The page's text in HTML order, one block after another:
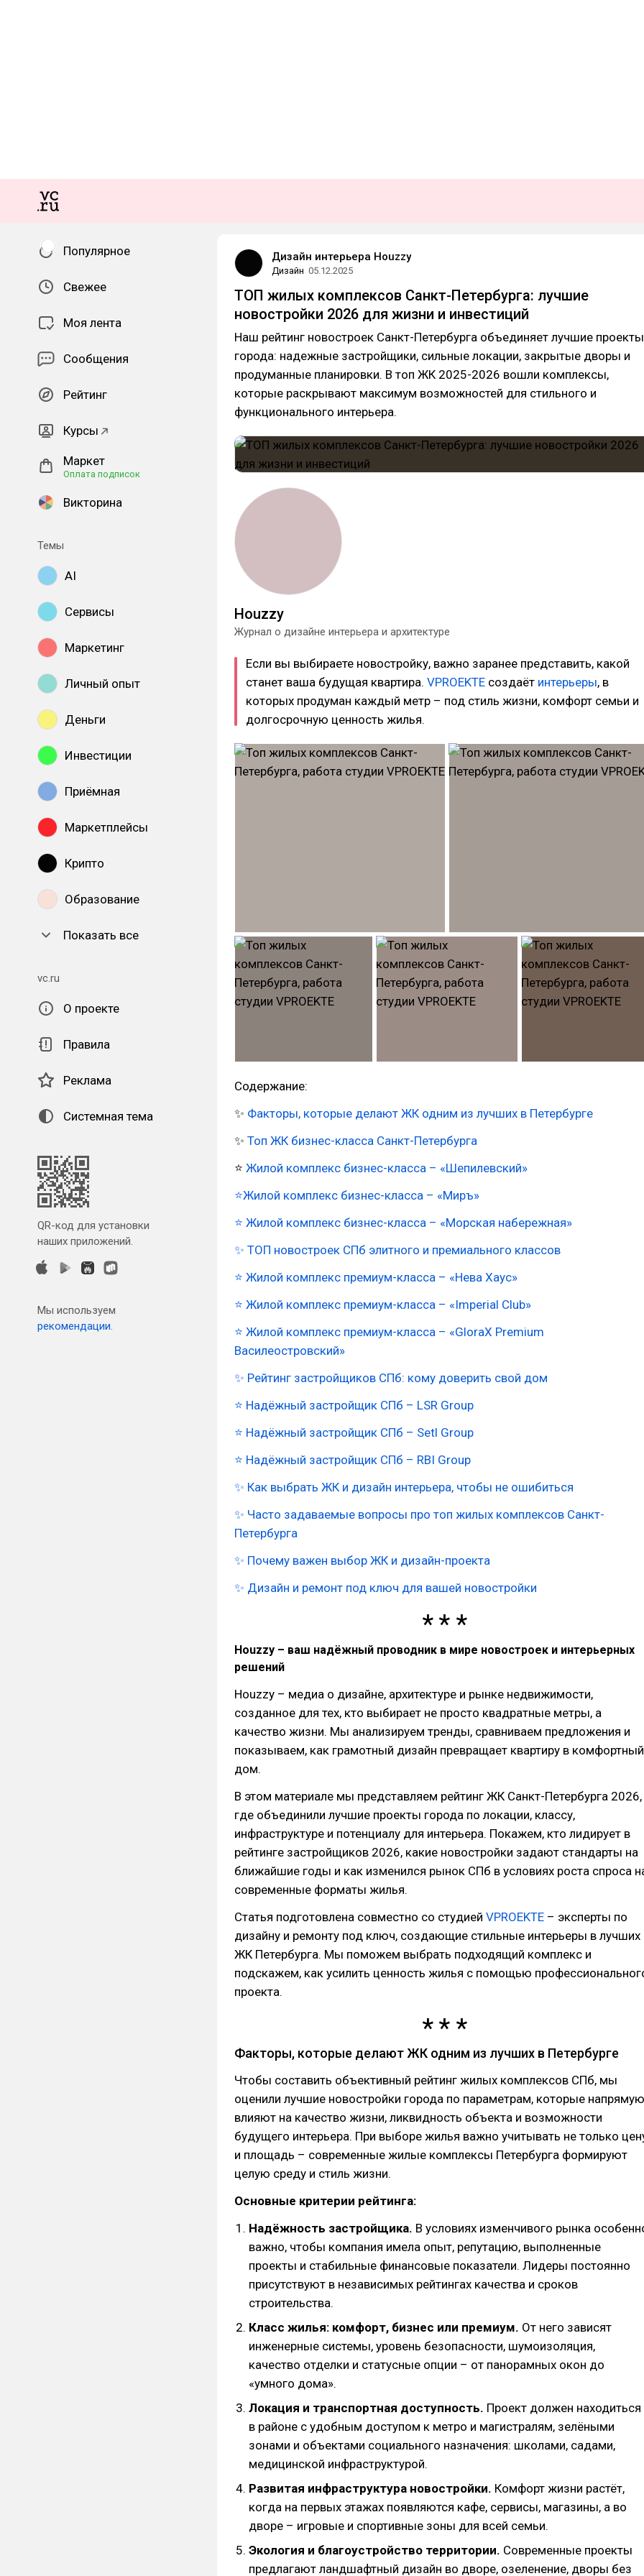
Популярное
Свежее
Моя лента
Сообщения
Рейтинг
Курсы
Маркет
Оплата подписок
Викторина
Темы
AI
Сервисы
Маркетинг
Личный опыт
Деньги
Инвестиции
Приёмная
Маркетплейсы
Крипто
Образование
Показать все
vc.ru
О проекте
Правила
Реклама
Системная тема
QR-код для установки
наших приложений.
Мы используем
рекомендации.
Дизайн интерьера Houzzy
Дизайн 05.12.2025
ТОП жилых комплексов Санкт-Петербурга: лучшие
новостройки 2026 для жизни и инвестиций
Наш рейтинг новостроек Санкт-Петербурга объединяет лучшие проекты
города: надежные застройщики, сильные локации, закрытые дворы и
продуманные планировки. В топ ЖК 2025-2026 вошли комплексы,
которые раскрывают максимум возможностей для стильного и
функционального интерьера.
Houzzy
Журнал о дизайне интерьера и архитектуре
Если вы выбираете новостройку, важно заранее представить, какой
станет ваша будущая квартира. VPROEKTE создаёт интерьеры, в
которых продуман каждый метр – под стиль жизни, комфорт семьи и
долгосрочную ценность жилья.
Содержание:
✨ Факторы, которые делают ЖК одним из лучших в Петербурге
✨ Топ ЖК бизнес-класса Санкт-Петербурга
⭐ Жилой комплекс бизнес-класса – «Шепилевский»
⭐Жилой комплекс бизнес-класса – «Миръ»
⭐ Жилой комплекс бизнес-класса – «Морская набережная»
✨ ТОП новостроек СПб элитного и премиального классов
⭐ Жилой комплекс премиум-класса – «Нева Хаус»
⭐ Жилой комплекс премиум-класса – «Imperial Club»
⭐ Жилой комплекс премиум-класса – «GloraX Premium
Василеостровский»
✨ Рейтинг застройщиков СПб: кому доверить свой дом
⭐ Надёжный застройщик СПб – LSR Group
⭐ Надёжный застройщик СПб – Setl Group
⭐ Надёжный застройщик СПб – RBI Group
✨ Как выбрать ЖК и дизайн интерьера, чтобы не ошибиться
✨ Часто задаваемые вопросы про топ жилых комплексов Санкт-
Петербурга
✨ Почему важен выбор ЖК и дизайн-проекта
✨ Дизайн и ремонт под ключ для вашей новостройки
Houzzy – ваш надёжный проводник в мире новостроек и интерьерных
решений
Houzzy – медиа о дизайне, архитектуре и рынке недвижимости,
созданное для тех, кто выбирает не просто квадратные метры, а
качество жизни. Мы анализируем тренды, сравниваем предложения и
показываем, как грамотный дизайн превращает квартиру в комфортный
дом.
В этом материале мы представляем рейтинг ЖК Санкт-Петербурга 2026,
где объединили лучшие проекты города по локации, классу,
инфраструктуре и потенциалу для интерьера. Покажем, кто лидирует в
рейтинге застройщиков 2026, какие новостройки задают стандарты на
ближайшие годы и как изменился рынок СПб в условиях роста спроса
современные форматы жилья.
Статья подготовлена совместно со студией VPROEKTE – эксперты по
дизайну и ремонту под ключ, создающие стильные интерьеры в лучших
ЖК Петербурга. Мы поможем выбрать подходящий комплекс и
подскажем, как усилить ценность жилья с помощью
проекта.
Факторы, которые делают ЖК одним из лучших в Петербурге
Чтобы составить объективный рейтинг жилых комплексов СПб, мы
оценили лучшие новостройки города по параметрам, которые напрямую
влияют на качество жизни, ликвидность объекта и возможности
будущего интерьера. При выборе жилья важно учитывать не только
и площадь – современные жилые комплексы Петербурга формируют
целую среду и стиль жизни.
Основные критерии рейтинга:
Надёжность застройщика. В условиях изменчивого рынка
важно, чтобы компания имела опыт, репутацию, выполненные
проекты и стабильные финансовые показатели. Лидеры постоянно
присутствуют в независимых рейтингах качества и сроков
строительства.
Класс жилья: комфорт, бизнес или премиум. От него зависят
инженерные системы, уровень безопасности, шумоизоляция,
качество отделки и статусные опции – от панорамных окон до
«умного дома».
Локация и транспортная доступность. Проект должен находиться
в районе с удобным доступом к метро и магистралям, зелёными
зонами и объектами социального назначения: школами, садами,
медицинской инфраструктурой.
Развитая инфраструктура новостройки. Комфорт жизни растёт,
когда на первых этажах появляются кафе, сервисы, магазины, а во
дворе – игровые и спортивные зоны для всей семьи.
Экология и благоустройство территории. Современные проекты
предлагают ландшафтный дизайн во дворе, озеленение, дворы без